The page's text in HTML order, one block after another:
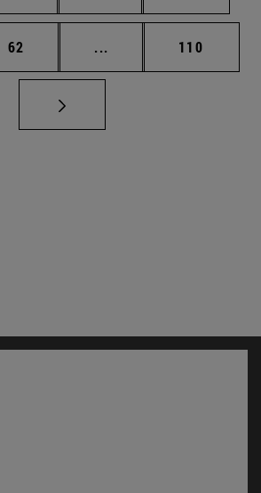
Página
62 ... Páginas intermedias
Página
110